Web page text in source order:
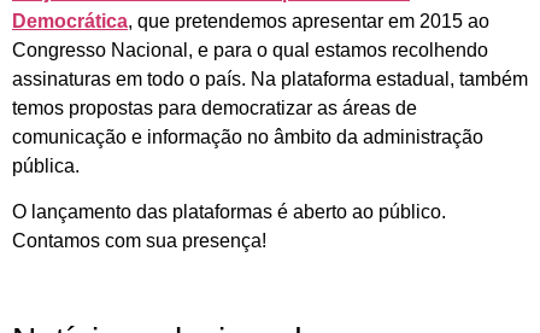
Democrática, que pretendemos apresentar em 2015 ao
Congresso Nacional, e para o qual estamos recolhendo
assinaturas em todo o país. Na plataforma estadual, também
temos propostas para democratizar as áreas de
comunicação e informação no âmbito da administração
pública.
O lançamento das plataformas é aberto ao público.
Contamos com sua presença!